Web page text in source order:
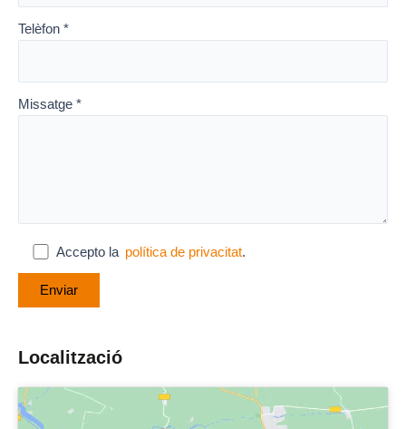
Telèfon *
Missatge *
Accepto la política de privacitat.
Localització